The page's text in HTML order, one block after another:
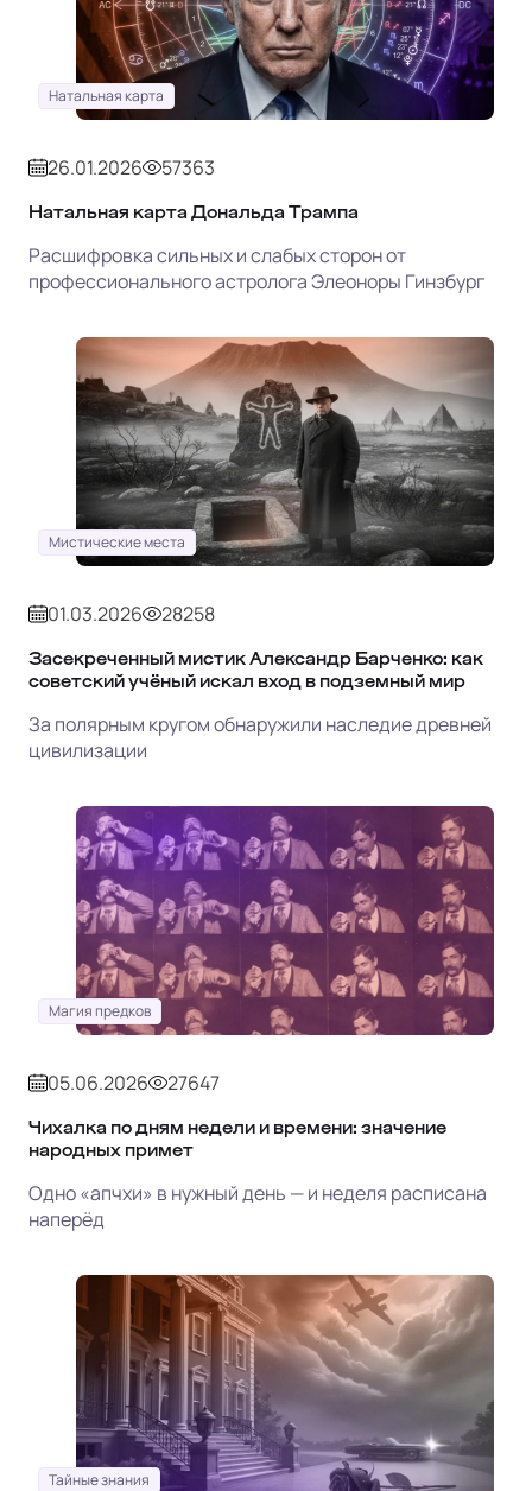
Натальная карта
26.01.2026 57363
Натальная карта Дональда Трампа
Расшифровка сильных и слабых сторон от
профессионального астролога Элеоноры Гинзбург
Мистические места
01.03.2026 28258
Засекреченный мистик Александр Барченко: как
советский учёный искал вход в подземный мир
За полярным кругом обнаружили наследие древней
цивилизации
Магия предков
05.06.2026 27647
Чихалка по дням недели и времени: значение
народных примет
Одно «апчхи» в нужный день — и неделя расписана
наперёд
Тайные знания